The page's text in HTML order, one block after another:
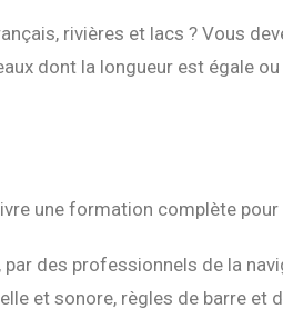
rivières et lacs ? Vous
dont la longueur est égale
une formation complète pour
par des professionnels de la
et sonore, règles de barre et